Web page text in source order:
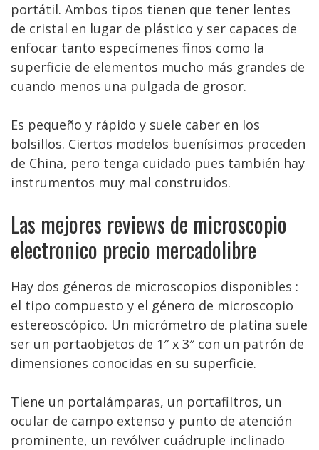
portátil. Ambos tipos tienen que tener lentes
de cristal en lugar de plástico y ser capaces de
enfocar tanto especímenes finos como la
superficie de elementos mucho más grandes de
cuando menos una pulgada de grosor.
Es pequeño y rápido y suele caber en los
bolsillos. Ciertos modelos buenísimos proceden
de China, pero tenga cuidado pues también hay
instrumentos muy mal construidos.
Las mejores reviews de microscopio
electronico precio mercadolibre
Hay dos géneros de microscopios disponibles :
el tipo compuesto y el género de microscopio
estereoscópico. Un micrómetro de platina suele
ser un portaobjetos de 1″ x 3″ con un patrón de
dimensiones conocidas en su superficie.
Tiene un portalámparas, un portafiltros, un
ocular de campo extenso y punto de atención
prominente, un revólver cuádruple inclinado